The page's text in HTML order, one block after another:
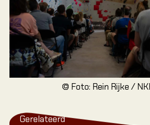
© Foto: Rein Rijke /
Gerelateerd